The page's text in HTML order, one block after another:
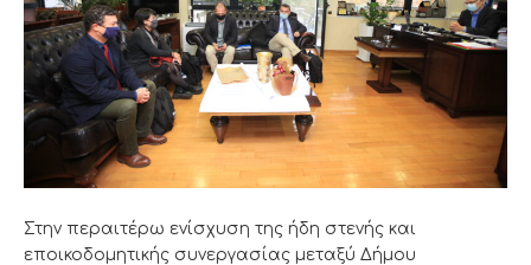
Στην περαιτέρω ενίσχυση της ήδη στενής και
εποικοδομητικής συνεργασίας μεταξύ Δήμου